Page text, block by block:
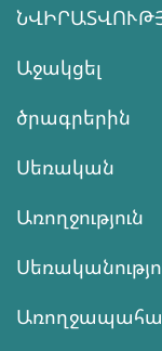
Աջակցել
ծրագրերին
Սեռական
Առողջություն